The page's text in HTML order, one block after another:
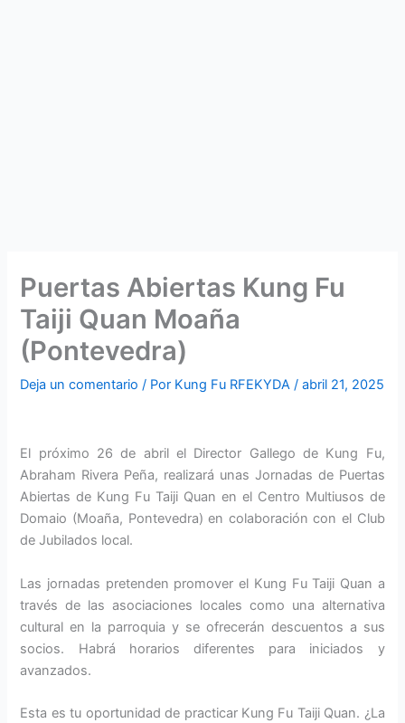
Puertas Abiertas Kung Fu
Taiji Quan Moaña
(Pontevedra)
Deja un comentario / Por Kung Fu RFEKYDA/abril 21, 2025
El próximo 26 de abril el Director Gallego de Kung Fu,
Abraham Rivera Peña, realizará unas Jornadas de Puertas
Abiertas de Kung Fu Taiji Quan en el Centro Multiusos de
Domaio (Moaña, Pontevedra) en colaboración con el Club
de Jubilados local.
Las jornadas pretenden promover el Kung Fu Taiji Quan a
través de las asociaciones locales como una alternativa
cultural en la parroquia y se ofrecerán descuentos a sus
socios. Habrá horarios diferentes para iniciados y
avanzados.
Esta es tu oportunidad de practicar Kung Fu Taiji Quan. ¿La